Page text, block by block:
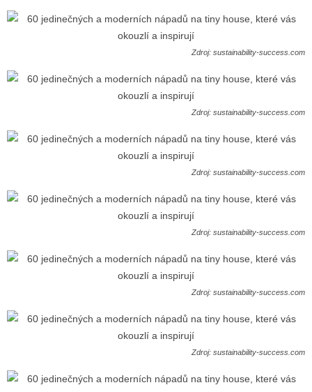
Zdroj: sustainability-success.com
Zdroj: sustainability-success.com
Zdroj: sustainability-success.com
Zdroj: sustainability-success.com
Zdroj: sustainability-success.com
Zdroj: sustainability-success.com